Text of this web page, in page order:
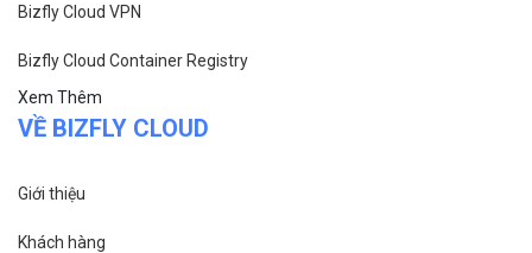
Bizfly Cloud VPN
Bizfly Cloud Container Registry
Xem Thêm
VỀ BIZFLY CLOUD
Giới thiệu
Khách hàng